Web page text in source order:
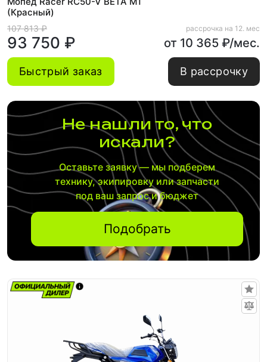
(Красный)
107 813 ₽
93 750 ₽
рассрочка на 12. мес
от 10 365 ₽/мес.
Быстрый заказ В рассрочку
Не нашли то, что
искали?
Оставьте заявку — мы подберем
технику, экипировку или запчасти
под ваш запрос и бюджет
Подобрать